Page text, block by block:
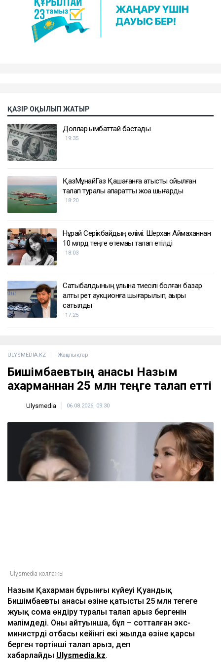
ҚАЗІР ОҚЫЛЫП ЖАТЫР
Доллар қымбаттай бастады
19:35
ҚазМұнайГаз Қашағанға қатысты қойылған
талап туралы ақпаратты жоққа шығарды
18:20
Нұрай Серікбайдың өлімі: Шерхан Аймаханнан
10 млрд теңге өтемақы талап етілді
18:03
Сатыбалдының ұлына тиесілі болған базар
алты рет аукционға шығарылып, ақыры
сатылды
17:25
ULYSMEDIA.KZ Жаңалықтар
Бишімбаевтың анасы Назым
Қахарманнан 25 млн теңге талап етті
Ulysmedia 06.08.2026, 09:30
Ulysmedia коллажы
Назым Қахарман бұрынғы күйеуі Қуандық
Бишімбаевтың анасы өзіне қатысты 25 млн теңгеге
жуық сома өндіру туралы талап арыз бергенін
мәлімдеді. Оның айтуынша, бұл – сотталған экс-
министрдің отбасы кейінгі екі жылда өзіне қарсы
берген төртінші талап арыз, деп
хабарлайды Ulysmedia.kz.